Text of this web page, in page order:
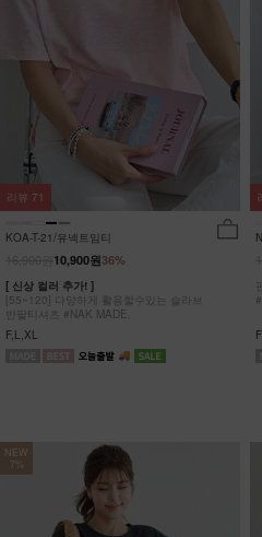
KOA-T-21/유넥트임티
36%
10,900원
[ 신상 컬러 추가! ]
[55~120] 다양하게 활용할수있는 슬라브
반팔티셔츠 #NAK MADE.
F,L,XL
리뷰 71
NEW
7%